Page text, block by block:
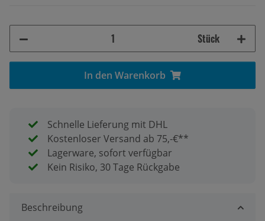
Stück
In den Warenkorb
Schnelle Lieferung mit DHL
Kostenloser Versand ab 75,-€**
Lagerware, sofort verfügbar
Kein Risiko, 30 Tage Rückgabe
Beschreibung